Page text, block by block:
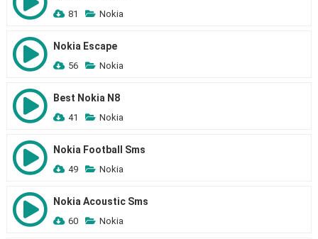
81 Nokia
Nokia Escape
56 Nokia
Best Nokia N8
41 Nokia
Nokia Football Sms
49 Nokia
Nokia Acoustic Sms
60 Nokia